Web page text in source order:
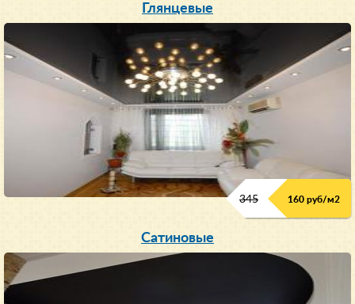
Глянцевые
345 160 руб/м2
Сатиновые